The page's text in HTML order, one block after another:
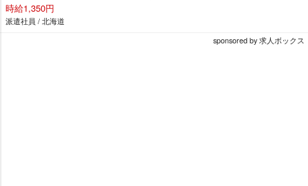
時給1,350円
派遣社員 / 北海道
sponsored by 求人ボックス